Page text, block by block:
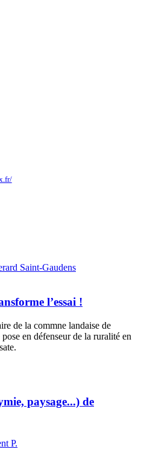
Saint-Gaudens
l’essai !
de la commne landaise de
en défenseur de la ruralité en
paysage...) de
P.